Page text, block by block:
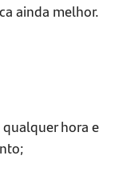
ainda melhor.
hora e